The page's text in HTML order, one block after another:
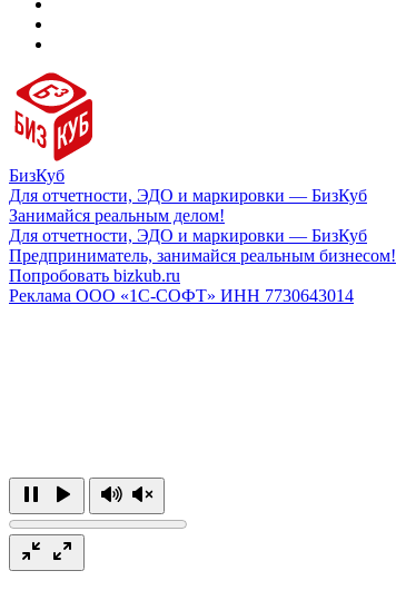
БизКуб
Для отчетности, ЭДО и маркировки — БизКуб
Занимайся реальным делом!
Для отчетности, ЭДО и маркировки — БизКуб
Предприниматель, занимайся реальным бизнесом!
Попробовать bizkub.ru
Реклама ООО «1С-СОФТ» ИНН 7730643014